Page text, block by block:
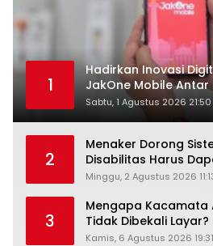
1
Hadirkan Inovasi
JakOne Mobile
Raih Digital
Sabtu, 1 Agustus 2026 21:50
2
Menaker Dorong
Disabilitas Harus
Setara
Minggu, 2 Agustus 2026
3
Mengapa Kacamata
Tidak Dibekali Layar?
Kamis, 6 Agustus 2026 19:31